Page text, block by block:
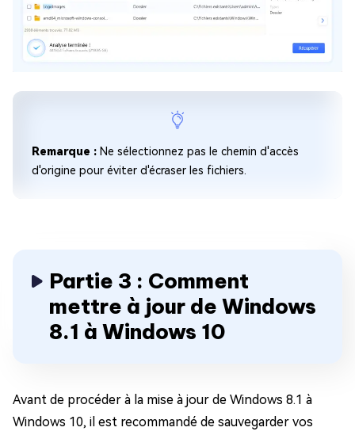
Remarque : Ne sélectionnez pas le chemin d'accès
d'origine pour éviter d'écraser les fichiers.
Partie 3 : Comment
mettre à jour de Windows
8.1 à Windows 10
Avant de procéder à la mise à jour de Windows 8.1 à
Windows 10, il est recommandé de sauvegarder vos